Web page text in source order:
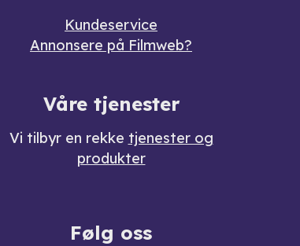
Kundeservice
Annonsere på Filmweb?
Våre tjenester
Vi tilbyr en rekke tjenester og
produkter
Følg oss